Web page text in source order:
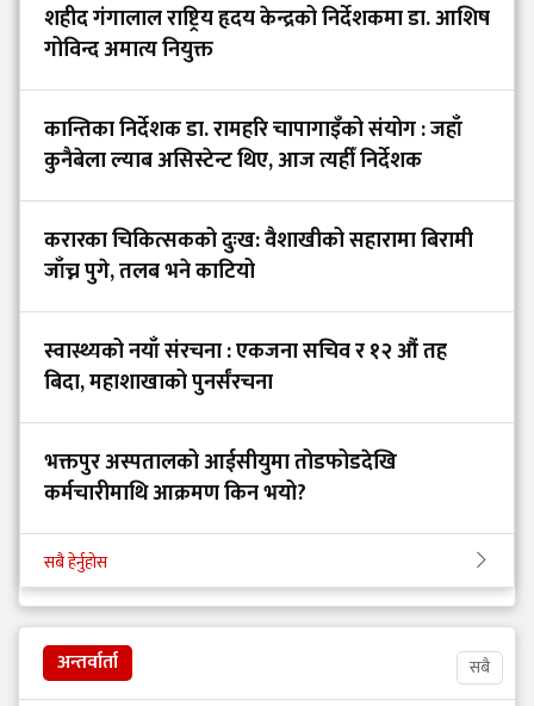
शहीद गंगालाल राष्ट्रिय हृदय केन्द्रको निर्देशकमा डा. आशिष
गोविन्द अमात्य नियुक्त
कान्तिका निर्देशक डा. रामहरि चापागाइँको संयोग : जहाँ
कुनैबेला ल्याब असिस्टेन्ट थिए, आज त्यहीँ निर्देशक
करारका चिकित्सकको दुःख: वैशाखीको सहारामा बिरामी
जाँच्न पुगे, तलब भने काटियो
स्वास्थ्यको नयाँ संरचना : एकजना सचिव र १२ औं तह
बिदा, महाशाखाको पुनर्संरचना
भक्तपुर अस्पतालको आईसीयुमा तोडफोडदेखि
कर्मचारीमाथि आक्रमण किन भयो?
सबै हेर्नुहोस
अन्तर्वार्ता सबै